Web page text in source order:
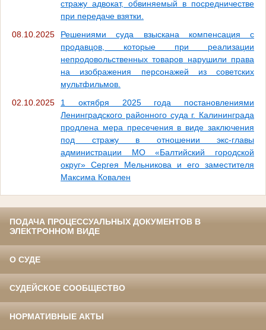
стражу адвокат, обвиняемый в посредничестве
при передаче взятки.
08.10.2025
Решениями суда взыскана компенсация с
продавцов, которые при реализации
непродовольственных товаров нарушили права
на изображения персонажей из советских
мультфильмов.
02.10.2025
1 октября 2025 года постановлениями
Ленинградского районного суда г. Калининграда
продлена мера пресечения в виде заключения
под стражу в отношении экс-главы
администрации МО «Балтийский городской
округ» Сергея Мельникова и его заместителя
Максима Ковален
ПОДАЧА ПРОЦЕССУАЛЬНЫХ ДОКУМЕНТОВ В
ЭЛЕКТРОННОМ ВИДЕ
О СУДЕ
СУДЕЙСКОЕ СООБЩЕСТВО
НОРМАТИВНЫЕ АКТЫ